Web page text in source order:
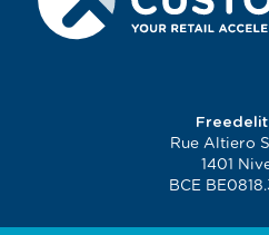
Rue Altiero
1401
BCE